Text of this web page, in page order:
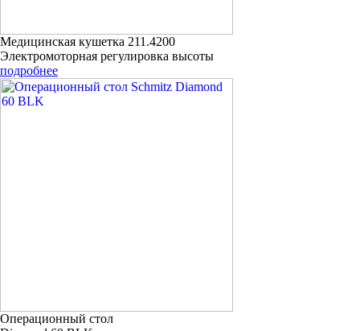
Медицинская кушетка 211.4200
Элeктромоторная регулировка высоты
подробнее
Операционный стол